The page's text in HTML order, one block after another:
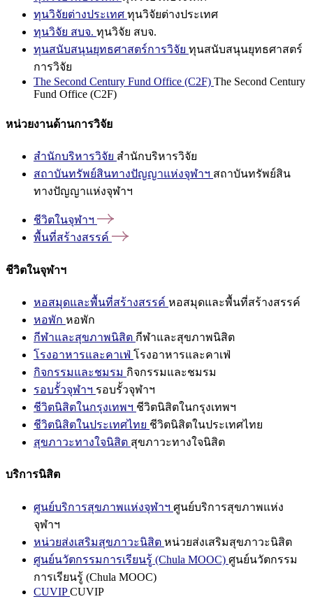
ทุนวิจัยต่างประเทศ ทุนวิจัยต่างประเทศ
ทุนวิจัย สบจ. ทุนวิจัย สบจ.
ทุนสนับสนุนยุทธศาสตร์การวิจัย ทุนสนับสนุนยุทธศาสตร์
การวิจัย
The Second Century Fund Office (C2F) The Second Century
Fund Office (C2F)
หน่วยงานด้านการวิจัย
สำนักบริหารวิจัย สำนักบริหารวิจัย
สถาบันทรัพย์สินทางปัญญาแห่งจุฬาฯ สถาบันทรัพย์สิน
ทางปัญญาแห่งจุฬาฯ
ชีวิตในจุฬาฯ
พื้นที่สร้างสรรค์
ชีวิตในจุฬาฯ
หอสมุดและพื้นที่สร้างสรรค์ หอสมุดและพื้นที่สร้างสรรค์
หอพัก หอพัก
กีฬาและสุขภาพนิสิต กีฬาและสุขภาพนิสิต
โรงอาหารและคาเฟ่ โรงอาหารและคาเฟ่
กิจกรรมและชมรม กิจกรรมและชมรม
รอบรั้วจุฬาฯ รอบรั้วจุฬาฯ
ชีวิตนิสิตในกรุงเทพฯ ชีวิตนิสิตในกรุงเทพฯ
ชีวิตนิสิตในประเทศไทย ชีวิตนิสิตในประเทศไทย
สุขภาวะทางใจนิสิต สุขภาวะทางใจนิสิต
บริการนิสิต
ศูนย์บริการสุขภาพแห่งจุฬาฯ ศูนย์บริการสุขภาพแห่ง
จุฬาฯ
หน่วยส่งเสริมสุขภาวะนิสิต หน่วยส่งเสริมสุขภาวะนิสิต
ศูนย์นวัตกรรมการเรียนรู้ (Chula MOOC) ศูนย์นวัตกรรม
การเรียนรู้ (Chula MOOC)
CUVIPCUVIP